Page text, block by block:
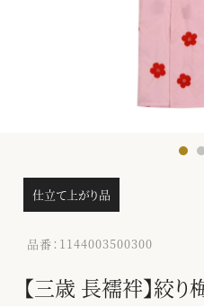
仕立て上がり品
品番：1144003500300
【三歳 長襦袢】絞り